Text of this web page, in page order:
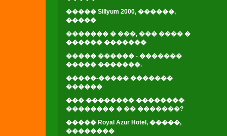
����� Sillyum 2000, ������,
�����
������� � ���, ��� ���� �
������ �������
����� ������ - �������
����� �������.
�����-����� �������
������
��� �������� ��������
�������� � �� �������?
����� Royal Azur Hotel, �����,
��������